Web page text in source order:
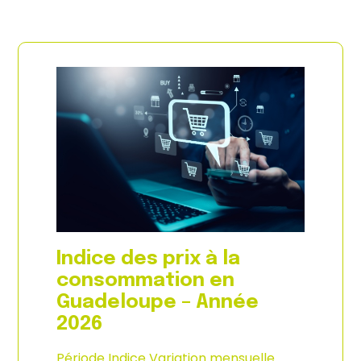
Indice des prix à la
consommation en
Guadeloupe – Année
2026